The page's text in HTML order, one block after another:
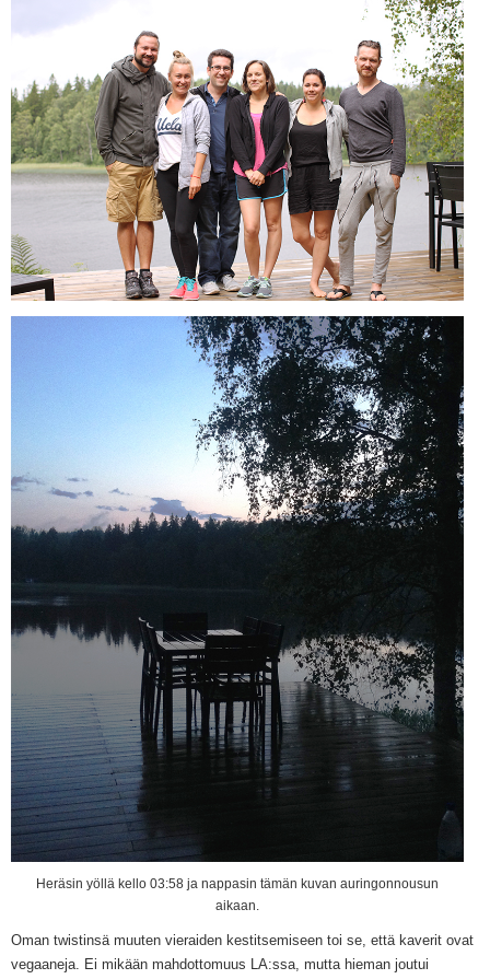
Heräsin yöllä kello 03:58 ja nappasin tämän kuvan auringonnousun
aikaan.
Oman twistinsä muuten vieraiden kestitsemiseen toi se, että kaverit ovat
vegaaneja. Ei mikään mahdottomuus LA:ssa, mutta hieman joutui